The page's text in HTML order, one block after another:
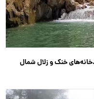
خنک و زلال شمال